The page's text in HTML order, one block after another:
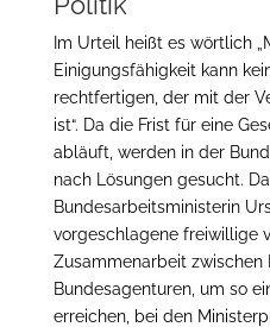
Im Urteil heißt es wörtlich
Einigungsfähigkeit kann
rechtfertigen, der mit der
ist“. Da die Frist für eine
abläuft, werden in der
nach Lösungen gesucht.
Bundesarbeitsministerin
vorgeschlagene freiwillige
Zusammenarbeit zwischen
Bundesagenturen, um so
erreichen, bei den